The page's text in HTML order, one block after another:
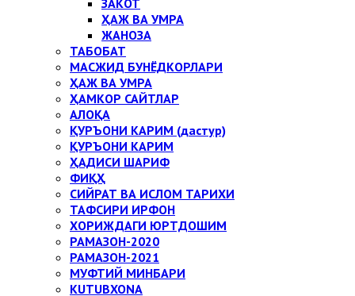
ЗАКОТ
ҲАЖ ВА УМРА
ЖАНОЗА
ТАБОБАТ
МАСЖИД БУНЁДКОРЛАРИ
ҲАЖ ВА УМРА
ҲАМКОР САЙТЛАР
АЛОҚА
ҚУРЪОНИ КАРИМ (дастур)
ҚУРЪОНИ КАРИМ
ҲАДИСИ ШАРИФ
ФИҚҲ
СИЙРАТ ВА ИСЛОМ ТАРИХИ
ТАФСИРИ ИРФОН
ХОРИЖДАГИ ЮРТДОШИМ
РАМАЗОН-2020
РАМАЗОН-2021
МУФТИЙ МИНБАРИ
KUTUBXONA